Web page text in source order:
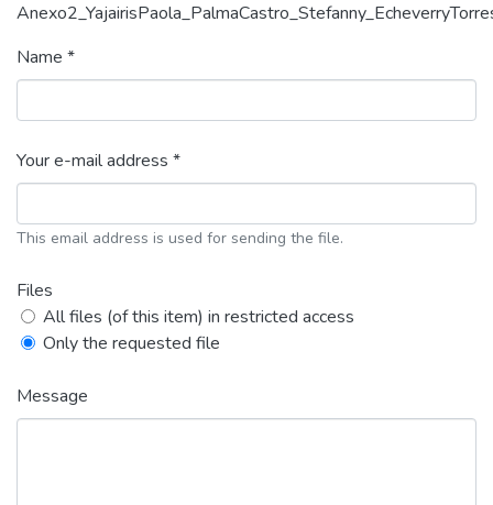
Name *
Your e-mail address *
This email address is used for sending the file.
Files
All files (of this item) in restricted access
Only the requested file
Message